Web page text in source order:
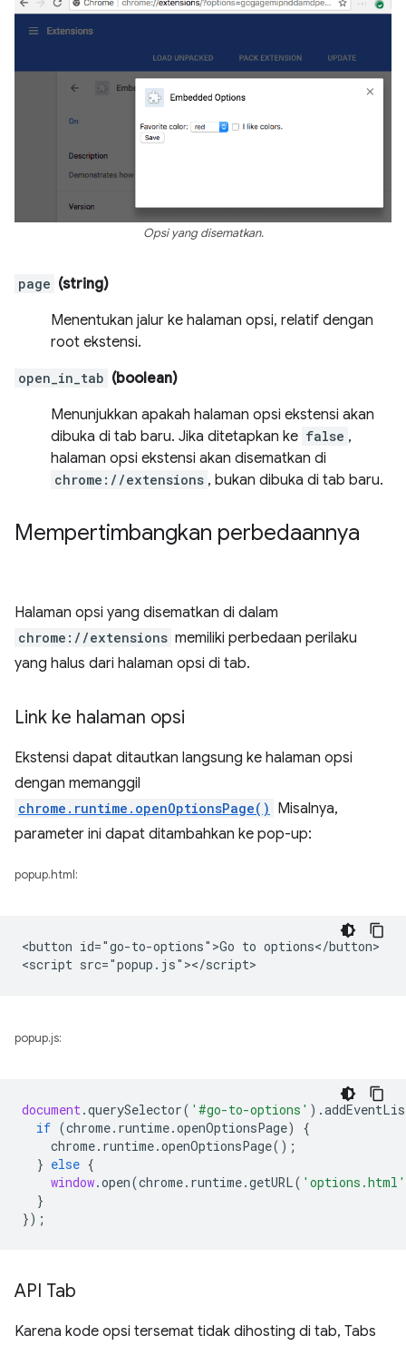
Opsi yang disematkan.
page (string)
Menentukan jalur ke halaman opsi, relatif dengan
root ekstensi.
open_in_tab (boolean)
Menunjukkan apakah halaman opsi ekstensi akan
dibuka di tab baru. Jika ditetapkan ke false ,
halaman opsi ekstensi akan disematkan di
chrome://extensions , bukan dibuka di tab baru.
Mempertimbangkan perbedaannya
Halaman opsi yang disematkan di dalam
chrome://extensions memiliki perbedaan perilaku
yang halus dari halaman opsi di tab.
Link ke halaman opsi
Ekstensi dapat ditautkan langsung ke halaman opsi
dengan memanggil
chrome.runtime.openOptionsPage() Misalnya,
parameter ini dapat ditambahkan ke pop-up:
popup.html:
<button id="go-to-options">Go to options</button>
popup.js:
document .querySelector( '#go-to-options' ).
if (chrome. runtime.openOptionsPage)
{
chrome. runtime.openOptionsPage();
} else {
window.open(chrome. runtime.getURL( 'options.html'
}
});
API Tab
Karena kode opsi tersemat tidak dihosting di tab, Tabs